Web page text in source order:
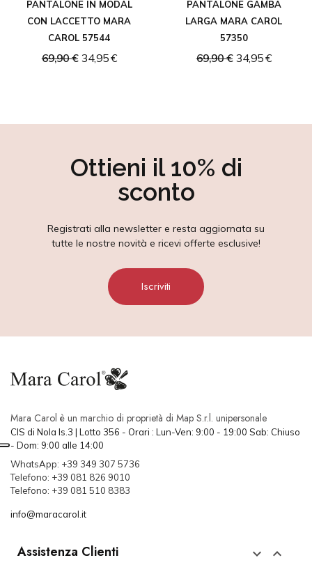
PANTALONE IN MODAL
CON LACCETTO MARA
CAROL 57544
69,90 € 34,95 €
PANTALONE GAMBA
LARGA MARA CAROL
57350
69,90 € 34,95 €
Ottieni il 10% di
sconto
Registrati alla newsletter e resta aggiornata su
tutte le nostre novità e ricevi offerte esclusive!
Iscriviti
Mara Carol è un marchio di proprietà di Map S.r.l. unipersonale
CIS di Nola Is.3 | Lotto 356 - Orari : Lun-Ven: 9:00 - 19:00 Sab: Chiuso
- Dom: 9:00 alle 14:00
WhatsApp: +39 349 307 5736
Telefono: +39 081 826 9010
Telefono: +39 081 510 8383
info@maracarol.it
Assistenza Clienti  